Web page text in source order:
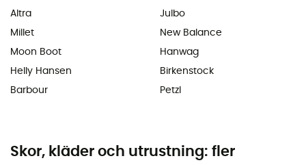
Altra
Millet
Moon Boot
Helly Hansen
Barbour
Julbo
New Balance
Hanwag
Birkenstock
Petzl
Skor, kläder och utrustning: fler